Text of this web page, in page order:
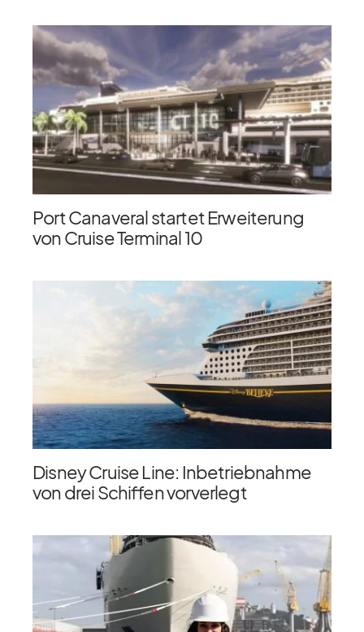
Port Canaveral startet Erweiterung
von Cruise Terminal 10
Disney Cruise Line: Inbetriebnahme
von drei Schiffen vorverlegt